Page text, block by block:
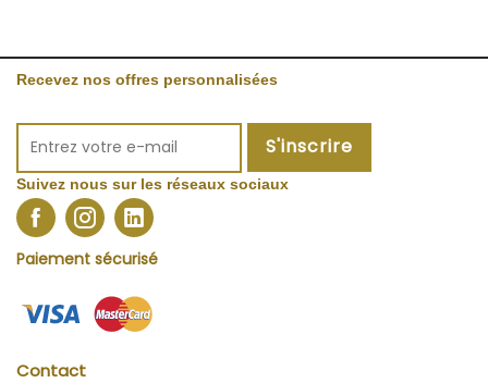
Recevez nos offres personnalisées
S'inscrire
Suivez nous sur les réseaux sociaux
Paiement sécurisé
Contact